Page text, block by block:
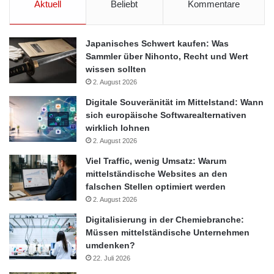
dagegen, der Rest der Befragten fordert auch im Außenbereich
spezielle Raucherbereiche.
„Die Umfrage zeigt deutlich, dass Restaurants gerade auch im
Sommer Vorsicht walten lassen müssen, um ihre Gäste bei
Laune zu halten. Denn die Anzahl der möglichen Störfaktoren
steigt mit den Temperaturen“, sagt Thomas Bergmann, Sales
Director bei Bookatable. „Ich denke, dass es für Restaurants
wichtig ist zu definieren, was will ich meinen Gästen zumuten
und was – etwa eine gewisse Kleiderordnung im Sommer –
sollte ich zum Wohle aller Gäste vorschreiben beziehungsweise
umsetzen.“
Biergarten
Aktuell Beliebt Kommentare
Japanisches Schwert kaufen: Was
Sammler über Nihonto, Recht und Wert
wissen sollten
2. August 2026
Digitale Souveränität im Mittelstand: Wann
sich europäische Softwarealternativen
wirklich lohnen
2. August 2026
Viel Traffic, wenig Umsatz: Warum
mittelständische Websites an den
falschen Stellen optimiert werden
2. August 2026
Digitalisierung in der Chemiebranche:
Müssen mittelständische Unternehmen
umdenken?
22. Juli 2026